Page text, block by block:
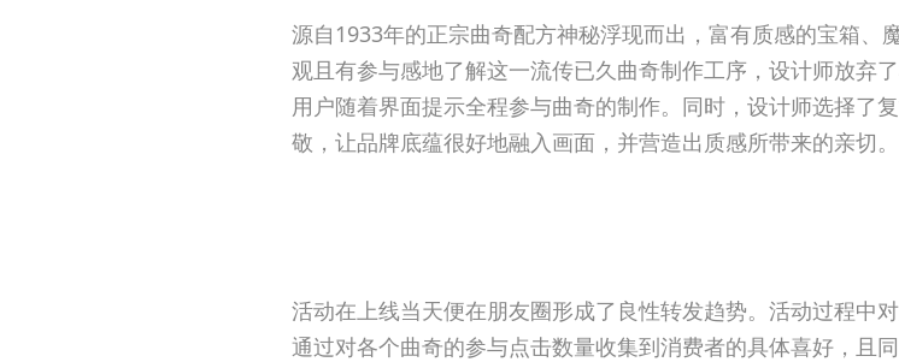
源自1933年的正宗曲奇配方神秘浮现而出，富有质感的宝箱、
观且有参与感地了解这一流传已久曲奇制作工序，设计师放弃
用户随着界面提示全程参与曲奇的制作。同时，设计师选择了
敬，让品牌底蕴很好地融入画面，并营造出质感所带来的亲切。
活动在上线当天便在朋友圈形成了良性转发趋势。活动过程中
通过对各个曲奇的参与点击数量收集到消费者的具体喜好，且